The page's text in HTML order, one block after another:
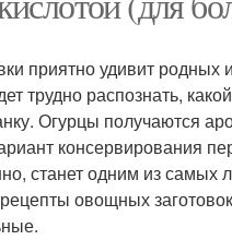
приятно удивит родных
трудно распознать,
Огурцы получаются
консервирования
станет одним из самых
овощных